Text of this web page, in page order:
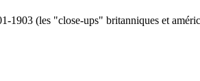
1903 (les "close-ups" britanniques et